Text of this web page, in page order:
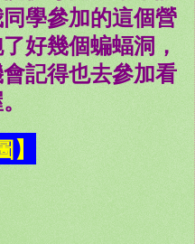
學參加的這個營
好幾個蝙蝠洞，
記得也去參加看
】